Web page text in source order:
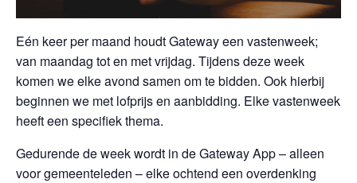
Eén keer per maand houdt Gateway een vastenweek;
van maandag tot en met vrijdag. Tijdens deze week
komen we elke avond samen om te bidden. Ook hierbij
beginnen we met lofprijs en aanbidding. Elke vastenweek
heeft een specifiek thema.
Gedurende de week wordt in de Gateway App – alleen
voor gemeenteleden – elke ochtend een overdenking